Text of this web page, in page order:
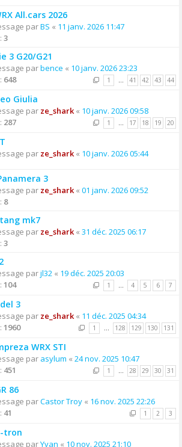
All.cars 2026
parBS « 11 janv. 2026 11:47
3
3 G20/G21
parbence « 10 janv. 2026 23:23
648 1 … 41 42 43 44
Giulia
par ze_shark« 10 janv. 2026 09:58
287 1 … 17 18 19 20
par ze_shark« 10 janv. 2026 05:44
3
par ze_shark« 01 janv. 2026 09:52
8
mk7
par ze_shark« 31 déc. 2025 06:17
3
parjl32 « 19 déc. 2025 20:03
104 1 … 4 5 6 7
3
par ze_shark« 11 déc. 2025 04:34
1960 1 … 128 129 130 131
WRX STI
par asylum « 24 nov. 2025 10:47
451 1 … 28 29 30 31
86
parCastor Troy « 16 nov. 2025 22:26
41 1 2 3
tron
parYvan « 10 nov. 2025 21:10